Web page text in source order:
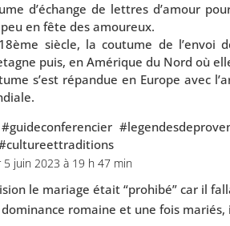
d’é­change de lettres d’a­mour
en fête des amoureux.
siècle, la cou­tume de l’en­voi
puis, en Amérique du Nord où
s’est répan­due en Europe avec
5 juin 2023 à 19 h 47 min
le mariage était “pro­hi­bé” car il
romaine et une fois